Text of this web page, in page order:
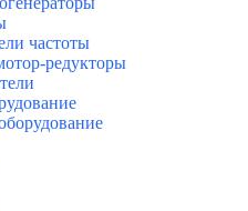
частоты
редукторы